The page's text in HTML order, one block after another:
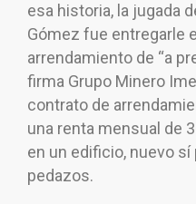
esa historia, la jugada
Gómez fue entregarle
arrendamiento de “a
firma Grupo Minero
contrato de
una renta mensual de
en un edificio, nuevo sí
pedazos.